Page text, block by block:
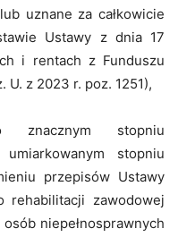
uznane za całkowicie
Ustawy z dnia 17
i rentach z Funduszu
U. z 2023 r. poz. 1251),
stopniu
stopniu
przepisów Ustawy
zawodowej
niepełnosprawnych